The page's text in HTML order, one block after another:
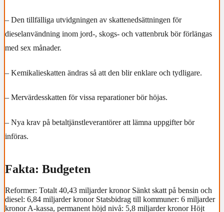
– Den tillfälliga utvidgningen av skattenedsättningen för
dieselanvändning inom jord-, skogs- och vattenbruk bör förlängas
med sex månader.
– Kemikalieskatten ändras så att den blir enklare och tydligare.
– Mervärdesskatten för vissa reparationer bör höjas.
– Nya krav på betaltjänstleverantörer att lämna uppgifter bör
införas.
Fakta: Budgeten
Reformer: Totalt 40,43 miljarder kronor Sänkt skatt på bensin och
diesel: 6,84 miljarder kronor Statsbidrag till kommuner: 6 miljarder
kronor A-kassa, permanent höjd nivå: 5,8 miljarder kronor Höjt